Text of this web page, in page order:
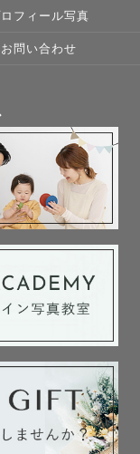
フィール写真
お問い合わせ